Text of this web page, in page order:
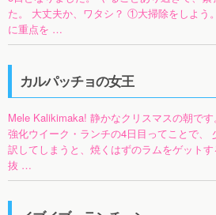
た。 大丈夫か、ワタシ？ ①大掃除をしよう
に重点を …
カルパッチョの女王
Mele Kalikimaka! 静かなクリスマスの朝で
強化ウイーク・ランチの4日目ってことで、
訳してしまうと、焼くはずのラムをゲット
抜 …